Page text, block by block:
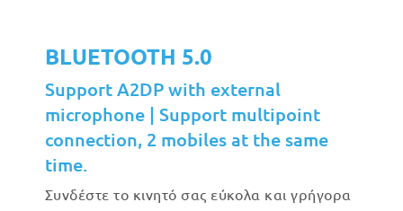
BLUETOOTH 5.0
Support A2DP with external
microphone | Support multipoint
connection, 2 mobiles at the same
time.
Συνδέστε το κινητό σας εύκολα και γρήγορα